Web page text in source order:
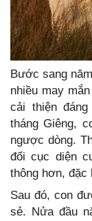
Bước sang
nhiều may
cải thiện
tháng Giêng,
ngược dòng.
đổi cục diện
thông hơn, đặc
Sau đó, con
sẻ. Nửa đầu